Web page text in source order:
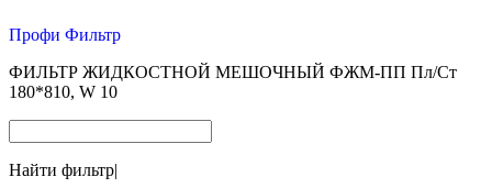
Профи Фильтр
ФИЛЬТР ЖИДКОСТНОЙ МЕШОЧНЫЙ ФЖМ-ПП Пл/Ст
180*810, W 10
Найти фильтр|